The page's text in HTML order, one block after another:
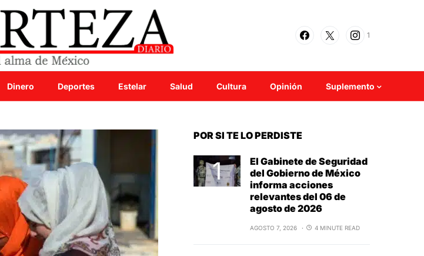
1
Dinero Deportes Estelar Salud Cultura Opinión Suplemento
POR SI TE LO PERDISTE
El Gabinete de Seguridad
del Gobierno de México
informa acciones
relevantes del 06 de
agosto de 2026
AGOSTO 7, 2026 4 MINUTE READ